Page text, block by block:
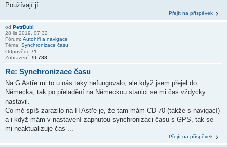
Používají jí ...
Přejít na příspěvek
od PetrDubi
28 lis 2019, 07:32
Fórum: Autohifi a navigace
Téma: Synchronizace času
Odpovědi: 71
Zobrazení: 96788
Re: Synchronizace času
Na G Astře mi to u nás taky nefungovalo, ale když jsem přejel do
Německa, tak po přeladění na Německou stanici se mi čas vždycky
nastavil.
Co mě spíš zarazilo na H Astře je, že tam mám CD 70 (takže s navigací)
a i když mám v nastavení zapnutou synchronizaci času s GPS, tak se
mi neaktualizuje čas ...
Přejít na příspěvek